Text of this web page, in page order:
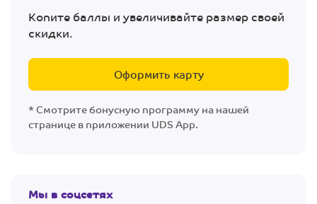
Копите баллы и увеличивайте размер своей
скидки.
Оформить карту
* Смотрите бонусную программу на нашей
странице в приложении UDS App.
Мы в соцсетях